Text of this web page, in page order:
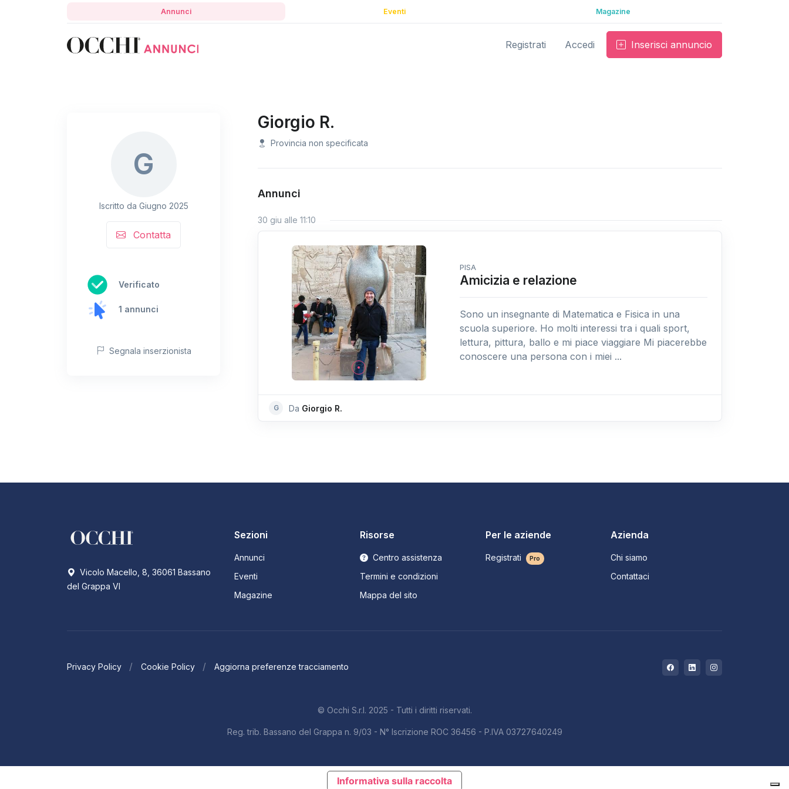
Annunci Eventi Magazine
Registrati Accedi Inserisci annuncio
G
Iscritto da Giugno 2025
Contatta
Verificato
1 annunci
Segnala inserzionista
Giorgio R.
Provincia non specificata
Annunci
30 giu alle 11:10
PISA
Amicizia e relazione
Sono un insegnante di Matematica e Fisica in una
scuola superiore. Ho molti interessi tra i quali sport,
lettura, pittura, ballo e mi piace viaggiare Mi piacerebbe
conoscere una persona con i miei ...
G Da Giorgio R.
Vicolo Macello, 8, 36061 Bassano
del Grappa VI
Sezioni
Annunci
Eventi
Magazine
Risorse
Centro assistenza
Termini e condizioni
Mappa del sito
Per le aziende
Registrati Pro
Azienda
Chi siamo
Contattaci
Privacy Policy Cookie Policy Aggiorna preferenze tracciamento
© Occhi S.r.l. 2025 - Tutti i diritti riservati.
Reg. trib. Bassano del Grappa n. 9/03 - N° Iscrizione ROC 36456 - P.IVA 03727640249
Informativa sulla raccolta